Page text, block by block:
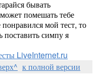
бывать
помешать тебе
мой тест, то
симпу я
LiveInternet.ru
к полной версии